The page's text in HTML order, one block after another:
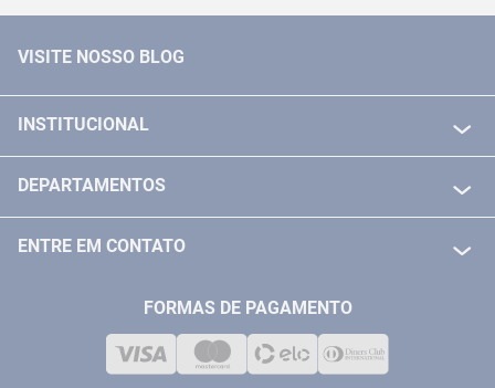
VISITE NOSSO BLOG
INSTITUCIONAL
POLITICA DE TROCA E DEVOLUÇÃO
DEPARTAMENTOS
COMPRESSORES
ENTRE EM CONTATO
FORMAS DE PAGAMENTO